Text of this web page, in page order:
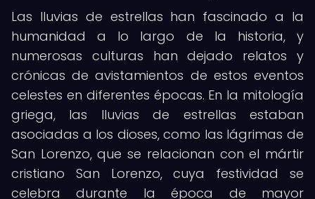
Las lluvias de estrellas han fascinado a la
humanidad a lo largo de la historia, y
numerosas culturas han dejado relatos y
crónicas de avistamientos de estos eventos
celestes en diferentes épocas. En la mitología
griega, las lluvias de estrellas estaban
asociadas a los dioses, como las lágrimas de
San Lorenzo, que se relacionan con el mártir
cristiano San Lorenzo, cuya festividad se
celebra durante la época de mayor